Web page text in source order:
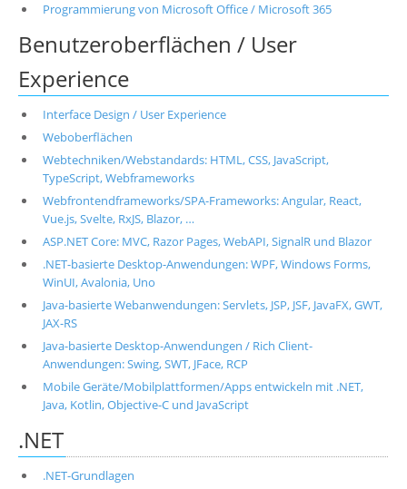
Programmierung von Microsoft Office / Microsoft 365
Benutzeroberflächen / User
Experience
Interface Design / User Experience
Weboberflächen
Webtechniken/Webstandards: HTML, CSS, JavaScript,
TypeScript, Webframeworks
Webfrontendframeworks/SPA-Frameworks: Angular, React,
Vue.js, Svelte, RxJS, Blazor, …
ASP.NET Core: MVC, Razor Pages, WebAPI, SignalR und Blazor
.NET-basierte Desktop-Anwendungen: WPF, Windows Forms,
WinUI, Avalonia, Uno
Java-basierte Webanwendungen: Servlets, JSP, JSF, JavaFX, GWT,
JAX-RS
Java-basierte Desktop-Anwendungen / Rich Client-
Anwendungen: Swing, SWT, JFace, RCP
Mobile Geräte/Mobilplattformen/Apps entwickeln mit .NET,
Java, Kotlin, Objective-C und JavaScript
.NET
.NET-Grundlagen